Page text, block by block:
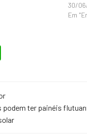
30/
Em
s
A
podem ter painéis